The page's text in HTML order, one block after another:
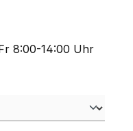
8:00-14:00 Uhr